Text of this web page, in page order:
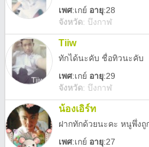
เพศ:เกย์ อายุ:28
จังหวัด: บึงกาฬ
Tiiw
ทักได้นะคับ ชื่อทิวนะคับ
เพศ:เกย์ อายุ:29
จังหวัด: บึงกาฬ
น้องเอิร์ท
ฝากทักด้วยนะคะ หนูพึ่ง
เพศ:เกย์ อายุ:27